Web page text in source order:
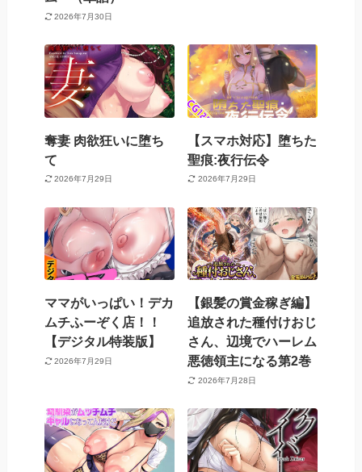
2026年7月30日
奪妻 肉欲狂いに堕ち
て
2026年7月29日
【スマホ対応】堕ちた
聖痕:夜行伝令
2026年7月29日
ママがいっぱい！デカ
ムチふーぞく店！！
【デジタル特装版】
2026年7月29日
【銀髪の賞金稼ぎ編】
追放された種付けおじ
さん、辺境でハーレム
悪徳領主になる第2巻
2026年7月28日